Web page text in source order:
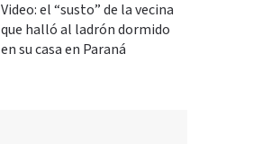
Video: el “susto” de la vecina
que halló al ladrón dormido
en su casa en Paraná